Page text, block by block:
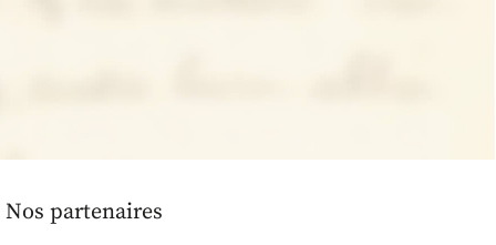
Nos partenaires